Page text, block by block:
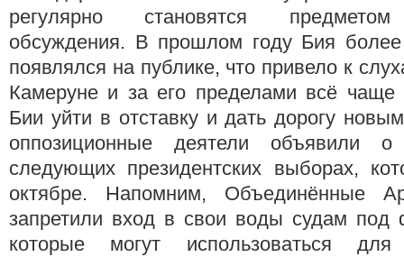
регулярно становятся предметом
обсуждения. В прошлом году Бия
появлялся на публике, что привело к
Камеруне и за его пределами всё чаще
Бии уйти в отставку и дать дорогу
оппозиционные деятели объявили
следующих президентских выборах,
октябре. Напомним, Объединённые
запретили вход в свои воды судам под
которые могут использоваться для